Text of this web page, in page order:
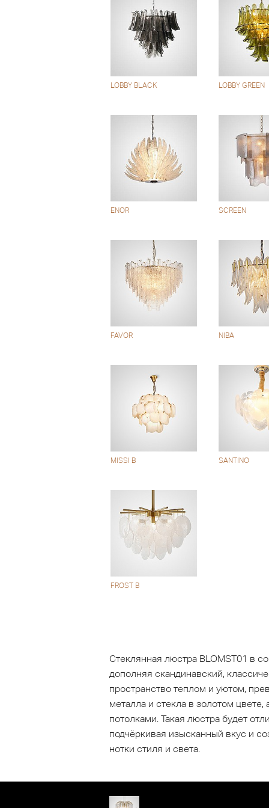
LOBBY BLACK LOBBY GREEN
ENOR SCREEN
FAVOR NIBA
MISSI B SANTINO
FROST B
Стеклянная люстра BLOMST01 в
дополняя скандинавский,
пространство теплом и уютом,
металла и стекла в золотом
потолками. Такая люстра будет
подчёркивая изысканный вкус и
нотки стиля и света.